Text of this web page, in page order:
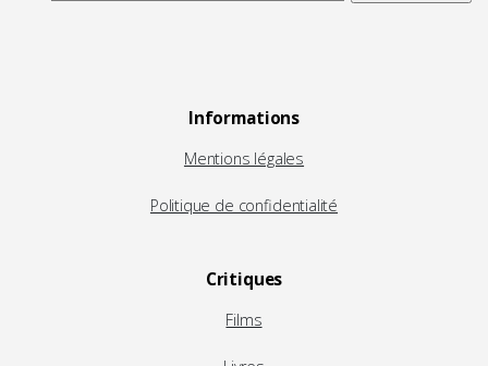
Informations
Mentions légales
Politique de confidentialité
Critiques
Films